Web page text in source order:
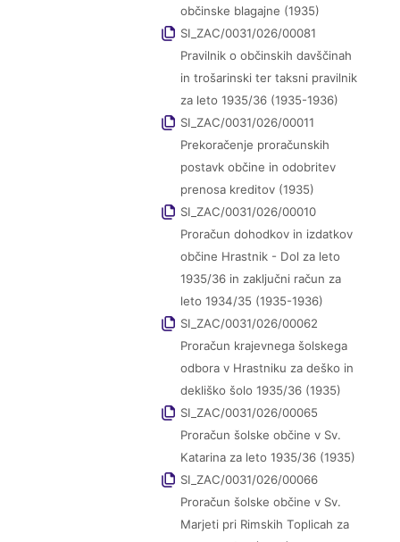
občinske blagajne (1935)
SI_ZAC/0031/026/00081
Pravilnik o občinskih davščinah
in trošarinski ter taksni pravilnik
za leto 1935/36 (1935-1936)
SI_ZAC/0031/026/00011
Prekoračenje proračunskih
postavk občine in odobritev
prenosa kreditov (1935)
SI_ZAC/0031/026/00010
Proračun dohodkov in izdatkov
občine Hrastnik - Dol za leto
1935/36 in zaključni račun za
leto 1934/35 (1935-1936)
SI_ZAC/0031/026/00062
Proračun krajevnega šolskega
odbora v Hrastniku za deško in
dekliško šolo 1935/36 (1935)
SI_ZAC/0031/026/00065
Proračun šolske občine v Sv.
Katarina za leto 1935/36 (1935)
SI_ZAC/0031/026/00066
Proračun šolske občine v Sv.
Marjeti pri Rimskih Toplicah za